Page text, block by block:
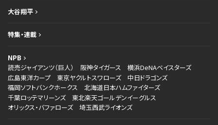
大谷翔平
特集・連載
NPB
読売ジャイアンツ（巨人）
阪神タイガース
横浜DeNAベイスターズ
広島東洋カープ
東京ヤクルトスワローズ
中日ドラゴンズ
福岡ソフトバンクホークス
北海道日本ハムファイターズ
千葉ロッテマリーンズ
東北楽天ゴールデンイーグルス
オリックス・バファローズ
埼玉西武ライオンズ